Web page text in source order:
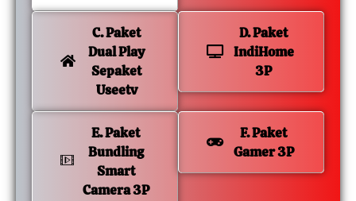
C. Paket
Dual Play
Sepaket
Useetv
D. Paket
IndiHome
3P
E. Paket
Bundling
Smart
Camera 3P
F. Paket
Gamer 3P